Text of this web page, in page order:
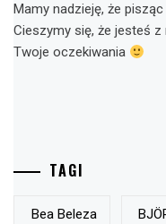
Mamy nadzieję, że
Cieszymy się, że jesteś z
Twoje oczekiwania
TAGI
Bea Beleza